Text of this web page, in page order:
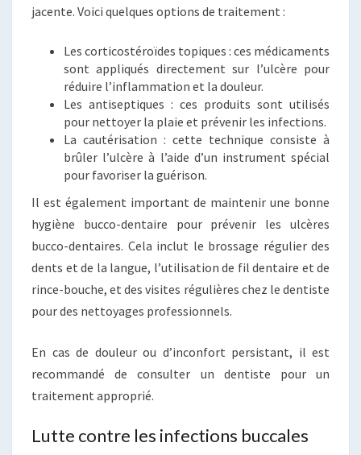
jacente. Voici quelques options de traitement :
Les corticostéroïdes topiques : ces médicaments
sont appliqués directement sur l’ulcère pour
réduire l’inflammation et la douleur.
Les antiseptiques : ces produits sont utilisés
pour nettoyer la plaie et prévenir les infections.
La cautérisation : cette technique consiste à
brûler l’ulcère à l’aide d’un instrument spécial
pour favoriser la guérison.
Il est également important de maintenir une bonne
hygiène bucco-dentaire pour prévenir les ulcères
bucco-dentaires. Cela inclut le brossage régulier des
dents et de la langue, l’utilisation de fil dentaire et de
rince-bouche, et des visites régulières chez le dentiste
pour des nettoyages professionnels.
En cas de douleur ou d’inconfort persistant, il est
recommandé de consulter un dentiste pour un
traitement approprié.
Lutte contre les infections buccales